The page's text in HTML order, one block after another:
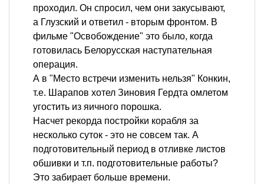
проходил. Он спросил, чем они закусывают,
а Глузский и ответил - вторым фронтом. В
фильме "Освобождение" это было, когда
готовилась Белорусская наступательная
операция.
А в "Место встречи изменить нельзя" Конкин,
т.е. Шарапов хотел Зиновия Гердта омлетом
угостить из яичного порошка.
Насчет рекорда постройки корабля за
несколько суток - это не совсем так. А
подготовительный период в отливке листов
обшивки и т.п. подготовительные работы?
Это забирает больше времени.